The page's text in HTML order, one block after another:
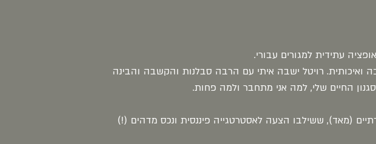
עתידית למגורים עבורי.
רויטל ישבה איתי עם הרבה סבלנות והקשבה והבינה
החיים שלי, למה אני מתחבר ולמה פחות.
(מאד), ששילבו הצעה לאסטרטגייה פיננסית ונכס מדהים (!)